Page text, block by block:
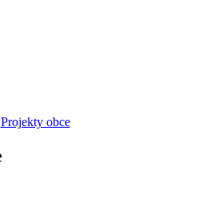
Projekty obce